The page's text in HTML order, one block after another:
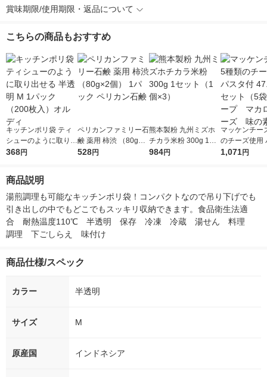
賞味期限/使用期限・返品について
こちらの商品もおすすめ
キッチンポリ袋 ティ
シューのように取り出
せる 半透明 M 1パッ
368円
ペリカンファミリー石
鹸 薬用 柿渋 （80g×2
個） 1パック ペリカ
528円
熊本製粉 九州ミズホ
チカラ米粉 300g 1セ
ット（1個×3）
984円
マッケンチー
のチーズ使用
付 47.5g 1セ
1,071円
商品説明
湯煎調理も可能なキッチンポリ袋！コンパクトなので吊り下げでも
引き出しの中でもどこでもスッキリ収納できます。食品衛生法適
合　耐熱温度110℃　半透明　保存　冷凍　冷蔵　湯せん　料理
調理　下ごしらえ　味付け
商品仕様/スペック
カラー 半透明
サイズ M
原産国 インドネシア